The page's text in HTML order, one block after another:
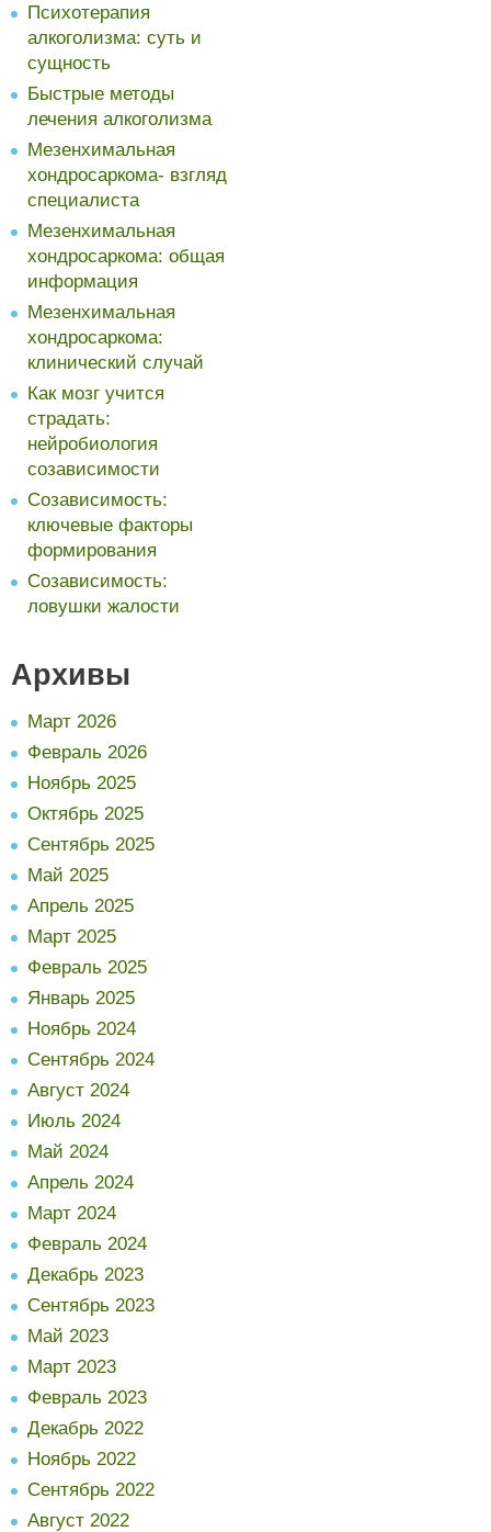
Психотерапия
алкоголизма: суть и
сущность
Быстрые методы
лечения алкоголизма
Мезенхимальная
хондросаркома- взгляд
специалиста
Мезенхимальная
хондросаркома: общая
информация
Мезенхимальная
хондросаркома:
клинический случай
Как мозг учится
страдать:
нейробиология
созависимости
Созависимость:
ключевые факторы
формирования
Созависимость:
ловушки жалости
Архивы
Март 2026
Февраль 2026
Ноябрь 2025
Октябрь 2025
Сентябрь 2025
Май 2025
Апрель 2025
Март 2025
Февраль 2025
Январь 2025
Ноябрь 2024
Сентябрь 2024
Август 2024
Июль 2024
Май 2024
Апрель 2024
Март 2024
Февраль 2024
Декабрь 2023
Сентябрь 2023
Май 2023
Март 2023
Февраль 2023
Декабрь 2022
Ноябрь 2022
Сентябрь 2022
Август 2022